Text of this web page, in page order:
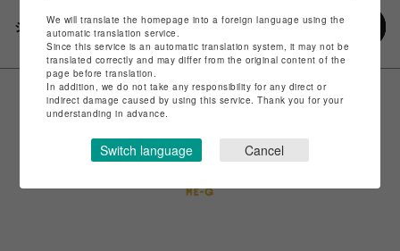
シェアするWe will translate the homepage into a foreign language using the
automatic translation service.
Since this service is an automatic translation system, it may not be
translated correctly and may differ from the original content of the
page before translation.
In addition, we do not take any responsibility for any direct or
indirect damage caused by using this service. Thank you for your
understanding in advance.
Switch language Cancel